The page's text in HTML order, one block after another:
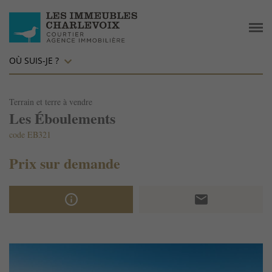
OÙ SUIS-JE ?
Terrain et terre à vendre
Les Éboulements
code EB321
Prix sur demande
info_outline email